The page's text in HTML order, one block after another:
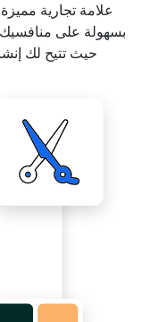
علامة تجارية
بسهولة على منافسيك
حيث تتيح لك